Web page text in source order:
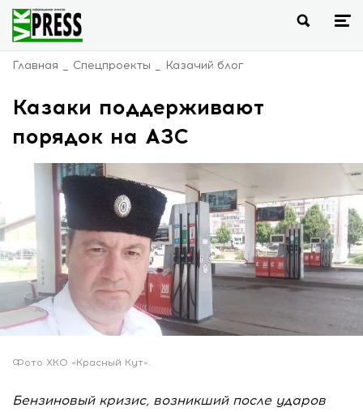
Главная Спецпроекты Казачий блог
Казаки поддерживают
порядок на АЗС
Фото ХКО «Красный Кут».
Бензиновый кризис, возникший после ударов